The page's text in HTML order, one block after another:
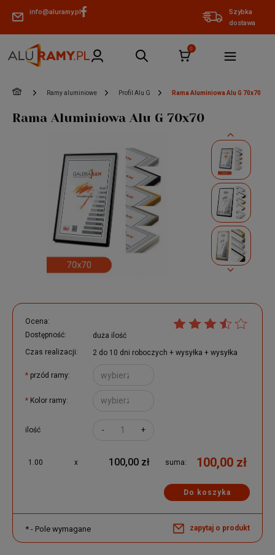
info@aluramy.pl
Szybka
dostawa
» Ramy aluminiowe » Profil Alu G » Rama Aluminiowa Alu G 70x70
Rama Aluminiowa Alu G 70x70
Ocena:
Dostępność:
duża ilość
Czas realizacji:
2 do 10 dni roboczych + wysyłka + wysyłka
* przód ramy:
* Kolor ramy:
ilość - +
1.00 x 100,00 zł suma: 100,00 zł
Do koszyka
* - Pole wymagane zapytaj o produkt